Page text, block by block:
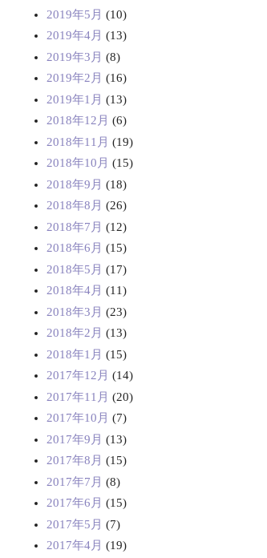
2019年5月 (10)
2019年4月 (13)
2019年3月 (8)
2019年2月 (16)
2019年1月 (13)
2018年12月 (6)
2018年11月 (19)
2018年10月 (15)
2018年9月 (18)
2018年8月 (26)
2018年7月 (12)
2018年6月 (15)
2018年5月 (17)
2018年4月 (11)
2018年3月 (23)
2018年2月 (13)
2018年1月 (15)
2017年12月 (14)
2017年11月 (20)
2017年10月 (7)
2017年9月 (13)
2017年8月 (15)
2017年7月 (8)
2017年6月 (15)
2017年5月 (7)
2017年4月 (19)